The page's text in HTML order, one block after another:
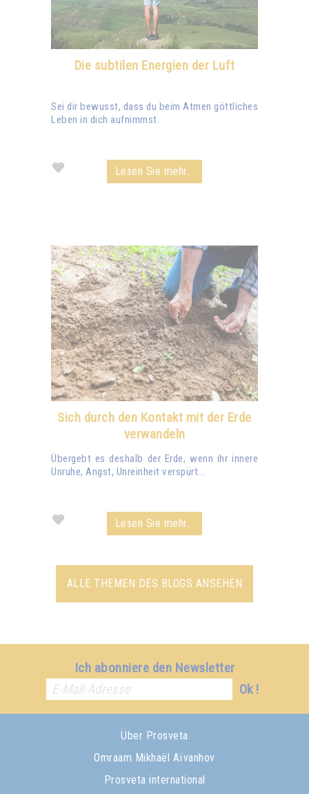
Die subtilen Energien der Luft
Sei dir bewusst, dass du beim Atmen göttliches
Leben in dich aufnimmst.
Lesen Sie mehr...
Sich durch den Kontakt mit der Erde
verwandeln
Übergebt es deshalb der Erde, wenn ihr innere
Unruhe, Angst, Unreinheit verspürt...
Lesen Sie mehr...
ALLE THEMEN DES BLOGS ANSEHEN
Ich abonniere den Newsletter
Ok !
Über Prosveta
Omraam Mikhaël Aïvanhov
Prosveta international